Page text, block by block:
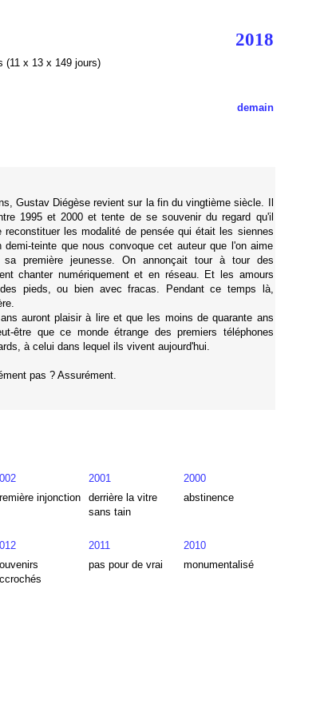
2018
(11 x 13 x 149 jours)
demain
Gustav Diégèse revient sur la fin du vingtième siècle. Il
1995 et 2000 et tente de se souvenir du regard qu'il
les modalité de pensée qui était les siennes
teinte que nous convoque cet auteur que l'on aime
première jeunesse. On annonçait tour à tour des
chanter numériquement et en réseau. Et les amours
pieds, ou bien avec fracas. Pendant ce temps là,
auront plaisir à lire et que les moins de quarante ans
être que ce monde étrange des premiers téléphones
à celui dans lequel ils vivent aujourd'hui.
pas ? Assurément.
2001
2000
injonction
derrière la vitre
sans tain
abstinence
2011
2010
pas pour de vrai monumentalisé